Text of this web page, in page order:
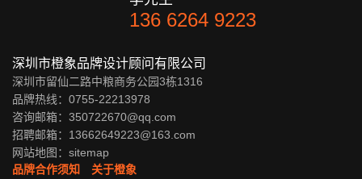
136 6264 9223
深圳市橙象品牌设计顾问有限公司
深圳市留仙二路中粮商务公园3栋1316
品牌热线：0755-22213978
咨询邮箱：350722670@qq.com
招聘邮箱：13662649223@163.com
网站地图： sitemap
品牌合作须知
关于橙象